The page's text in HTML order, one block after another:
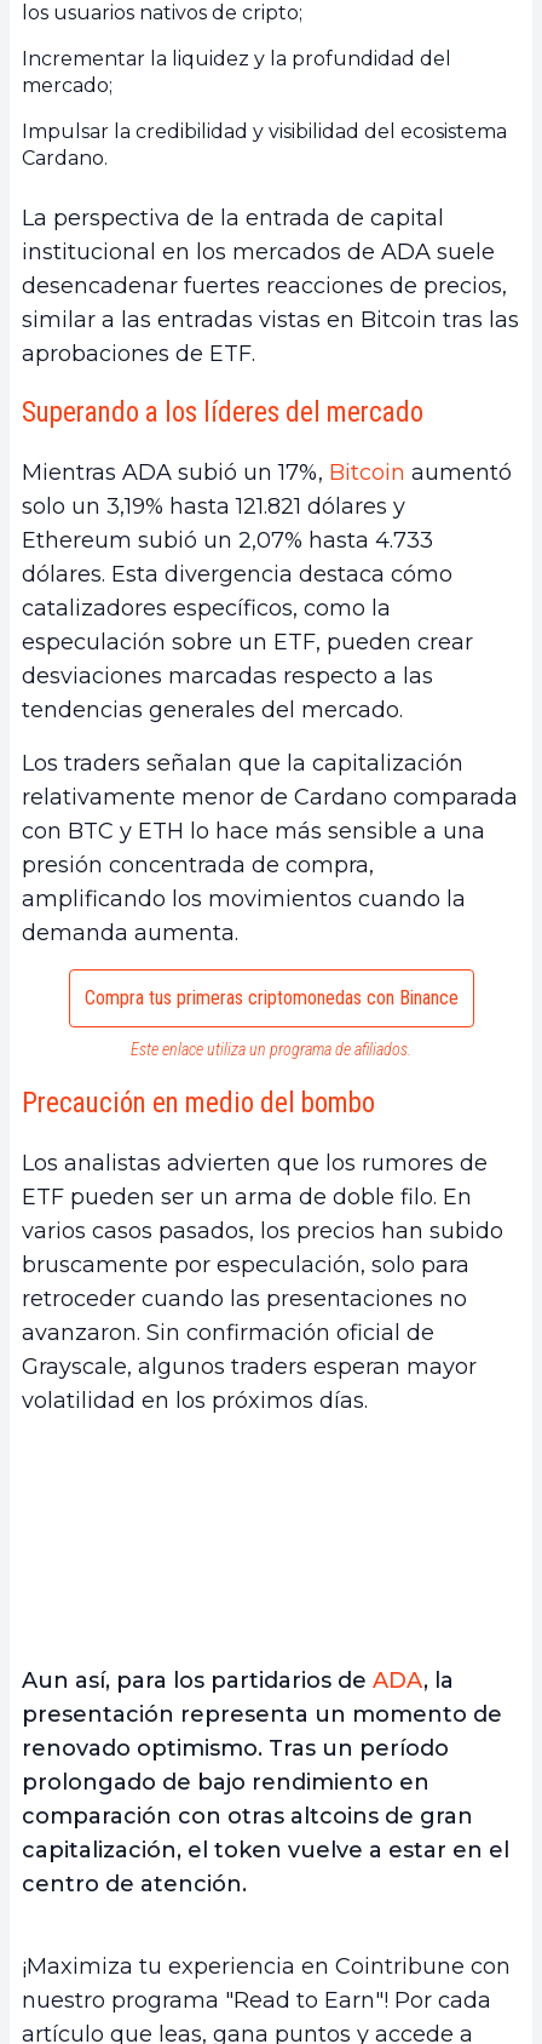
los usuarios nativos de cripto;
Incrementar la liquidez y la profundidad del
mercado;
Impulsar la credibilidad y visibilidad del ecosistema
Cardano.
La perspectiva de la entrada de capital
institucional en los mercados de ADA suele
desencadenar fuertes reacciones de precios,
similar a las entradas vistas en Bitcoin tras las
aprobaciones de ETF.
Superando a los líderes del mercado
Mientras ADA subió un 17%, Bitcoin aumentó
solo un 3,19% hasta 121.821 dólares y
Ethereum subió un 2,07% hasta 4.733
dólares. Esta divergencia destaca cómo
catalizadores específicos, como la
especulación sobre un ETF, pueden crear
desviaciones marcadas respecto a las
tendencias generales del mercado.
Los traders señalan que la capitalización
relativamente menor de Cardano comparada
con BTC y ETH lo hace más sensible a una
presión concentrada de compra,
amplificando los movimientos cuando la
demanda aumenta.
Compra tus primeras criptomonedas con Binance
Este enlace utiliza un programa de afiliados.
Precaución en medio del bombo
Los analistas advierten que los rumores de
ETF pueden ser un arma de doble filo. En
varios casos pasados, los precios han subido
bruscamente por especulación, solo para
retroceder cuando las presentaciones no
avanzaron. Sin confirmación oficial de
Grayscale, algunos traders esperan mayor
volatilidad en los próximos días.
Aun así, para los partidarios de ADA, la
presentación representa un momento de
renovado optimismo. Tras un período
prolongado de bajo rendimiento en
comparación con otras altcoins de gran
capitalización, el token vuelve a estar en el
centro de atención.
¡Maximiza tu experiencia en Cointribune con
nuestro programa "Read to Earn"! Por cada
artículo que leas, gana puntos y accede a